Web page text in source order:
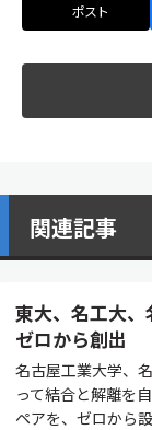
ポスト
関連記事
東大、名工大
ゼロから創出
名古屋工業大学、
って結合と解離を
ペアを、ゼロから